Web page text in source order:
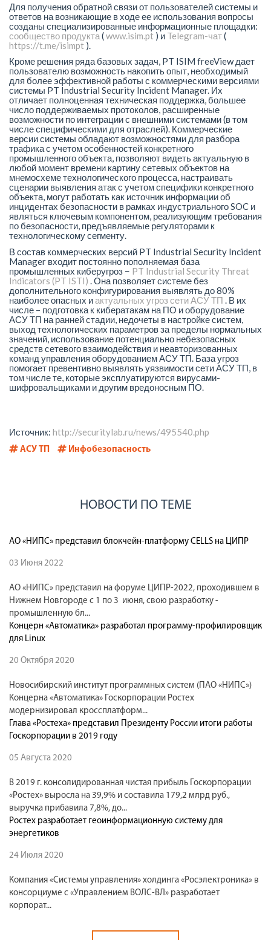
Для получения обратной связи от пользователей системы и
ответов на возникающие в ходе ее использования вопросы
созданы специализированные информационные площадки:
сообщество продукта (www.isim.pt ) и Telegram-чат(
https://t.me/isimpt ).
Кроме решения ряда базовых задач, PT ISIM freeView дает
пользователю возможность накопить опыт, необходимый
для более эффективной работы с коммерческими версиями
системы PT Industrial Security Incident Manager. Их
отличает полноценная техническая поддержка, большее
число поддерживаемых протоколов, расширенные
возможности по интеграции с внешними системами (в том
числе специфическими для отраслей). Коммерческие
версии системы обладают возможностями для разбора
трафика с учетом особенностей конкретного
промышленного объекта, позволяют видеть актуальную в
любой момент времени картину сетевых объектов на
мнемосхеме технологического процесса, настраивать
сценарии выявления атак с учетом специфики конкретного
объекта, могут работать как источник информации об
инцидентах безопасности в рамках индустриального SOC и
являться ключевым компонентом, реализующим требования
по безопасности, предъявляемые регуляторами к
технологическому сегменту.
В состав коммерческих версий PT Industrial Security Incident
Manager входит постоянно пополняемая база
промышленных киберугроз − PT Industrial Security Threat
Indicators (PT ISTI) . Она позволяет системе без
дополнительного конфигурирования выявлять до 80%
наиболее опасных иактуальных угроз сети АСУ ТП . В их
числе – подготовка к кибератакам на ПО и оборудование
АСУ ТП на ранней стадии, недочеты в настройке систем,
выход технологических параметров за пределы нормальных
значений, использование потенциально небезопасных
средств сетевого взаимодействия и неавторизованных
команд управления оборудованием АСУ ТП. База угроз
помогает превентивно выявлять уязвимости сети АСУ ТП, в
том числе те, которые эксплуатируются вирусами-
шифровальщиками и другим вредоносным ПО.
Источник: http://securitylab.ru/news/495540.php
АСУ ТП Инфобезопасность
НОВОСТИ ПО ТЕМЕ
АО «НИПС» представил блокчейн-платформу CELLS на ЦИПР
03 Июня 2022
АО «НИПС» представил на форуме ЦИПР-2022, проходившем в
Нижнем Новгороде с 1 по 3 июня, свою разработку -
промышленную бл...
Концерн «Автоматика» разработал программу-профилировщик
для Linux
20 Октября 2020
Новосибирский институт программных систем (ПАО «НИПС»)
Концерна «Автоматика» Госкорпорации Ростех
модернизировал кроссплатформ...
Глава «Ростеха» представил Президенту России итоги работы
Госкорпорации в 2019 году
05 Августа 2020
В 2019 г. консолидированная чистая прибыль Госкорпорации
«Ростех» выросла на 39,9% и составила 179,2 млрд руб.,
выручка прибавила 7,8%, до...
Ростех разработает геоинформационную систему для
энергетиков
24 Июля 2020
Компания «Системы управления» холдинга «Росэлектроника» в
консорциуме с «Управлением ВОЛС-ВЛ» разработает
корпорат...